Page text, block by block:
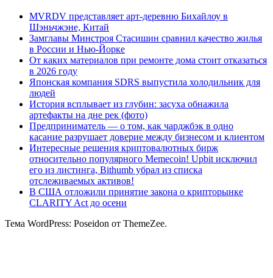
MVRDV представляет арт-деревню Бихайлоу в
Шэньчжэне, Китай
Замглавы Минстроя Стасишин сравнил качество жилья
в России и Нью-Йорке
От каких материалов при ремонте дома стоит отказаться
в 2026 году
Японская компания SDRS выпустила холодильник для
людей
История всплывает из глубин: засуха обнажила
артефакты на дне рек (фото)
Предприниматель — о том, как чарджбэк в одно
касание разрушает доверие между бизнесом и клиентом
Интересные решения криптовалютных бирж
относительно популярного Memecoin! Upbit исключил
его из листинга, Bithumb убрал из списка
отслеживаемых активов!
В США отложили принятие закона о крипторынке
CLARITY Act до осени
Тема WordPress: Poseidon от ThemeZee.